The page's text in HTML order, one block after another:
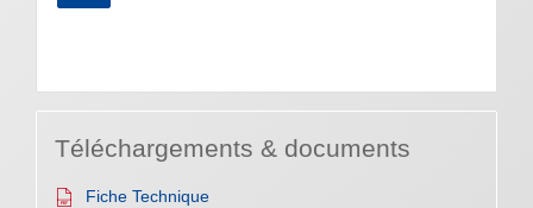
Téléchargements & documents
Fiche Technique